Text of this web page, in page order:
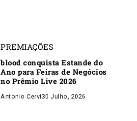
PREMIAÇÕES
blood conquista Estande do
Ano para Feiras de Negócios
no Prêmio Live 2026
Antonio Cervi30 Julho, 2026